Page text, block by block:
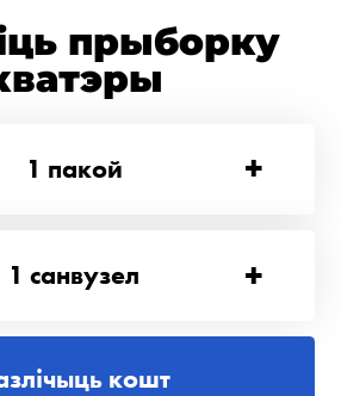
прыборку
1 пакой +
1 санвузел +
кошт